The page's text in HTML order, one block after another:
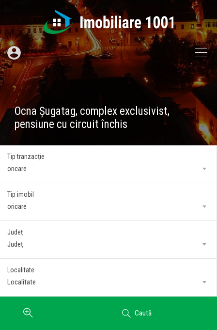
Ocna Șugatag, complex exclusivist,
pensiune cu circuit închis
Tip tranzacție
oricare
Tip imobil
oricare
Județ
Județ
Localitate
Localitate
Caută